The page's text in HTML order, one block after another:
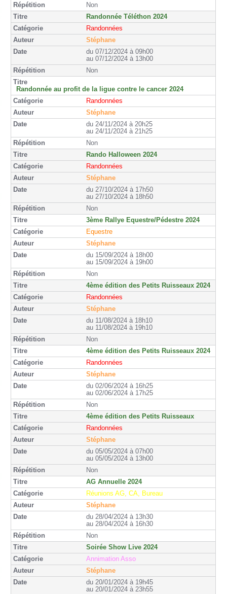
Non
Randonnée Téléthon 2024
Randonnées
Stéphane
du 07/12/2024 à 09h00
au 07/12/2024 à 13h00
Non
Randonnée au profit de la ligue contre le cancer 2024
Randonnées
Stéphane
du 24/11/2024 à 20h25
au 24/11/2024 à 21h25
Non
Rando Halloween 2024
Randonnées
Stéphane
du 27/10/2024 à 17h50
au 27/10/2024 à 18h50
Non
3ème Rallye Equestre/Pédestre 2024
Equestre
Stéphane
du 15/09/2024 à 18h00
au 15/09/2024 à 19h00
Non
4ème édition des Petits Ruisseaux 2024
Randonnées
Stéphane
du 11/08/2024 à 18h10
au 11/08/2024 à 19h10
Non
4ème édition des Petits Ruisseaux 2024
Randonnées
Stéphane
du 02/06/2024 à 16h25
au 02/06/2024 à 17h25
Non
4ème édition des Petits Ruisseaux
Randonnées
Stéphane
du 05/05/2024 à 07h00
au 05/05/2024 à 13h00
Non
AG Annuelle 2024
Réunions AG, CA, Bureau
Stéphane
du 28/04/2024 à 13h30
au 28/04/2024 à 16h30
Non
Soirée Show Live 2024
Annimation Asso
Stéphane
du 20/01/2024 à 19h45
au 20/01/2024 à 23h55